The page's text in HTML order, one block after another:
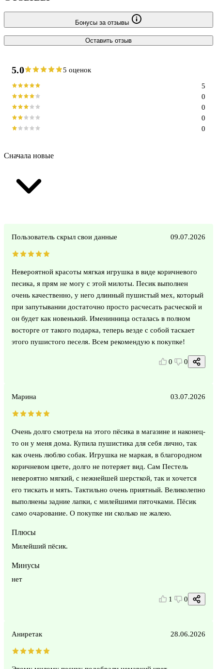
Бонусы за отзывы
Оставить отзыв
5.0 5 оценок
0
0
0
0
5
Сначала новые
Пользователь скрыл свои данные 09.07.2026
Невероятной красоты мягкая игрушка в виде коричневого
песика, я прям не могу с этой милоты. Песик выполнен
очень качественно, у него длинный пушистый мех, который
при запутывании достаточно просто расчесать расческой и
он будет как новенький. Именинница осталась в полном
восторге от такого подарка, теперь везде с собой таскает
этого пушистого песеля. Всем рекомендую к покупке!
0 0
Марина 03.07.2026
Очень долго смотрела на этого пёсика в магазине и наконец-
то он у меня дома. Купила пушистика для себя лично, так
как очень люблю собак. Игрушка не маркая, в благородном
коричневом цвете, долго не потеряет вид. Сам Пестель
невероятно мягкий, с нежнейшей шерсткой, так и хочется
его тискать и мять. Тактильно очень приятный. Великолепно
выполнены задние лапки, с милейшими пяточками. Пёсик
само очарование. О покупке ни сколько не жалею.
Плюсы
Милейший пёсик.
Минусы
нет
1 0
Аниретак 28.06.2026